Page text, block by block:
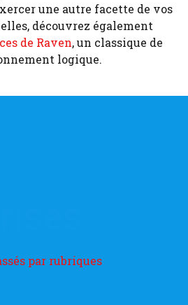
une autre facette de vos
découvrez également
de Raven, un classique de
logique.
par rubriques